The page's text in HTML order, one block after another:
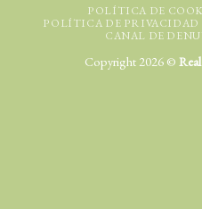
POLÍTICA DE
POLÍTICA DE PRIVACIDAD
CANAL DE
Copyright 2026 ©